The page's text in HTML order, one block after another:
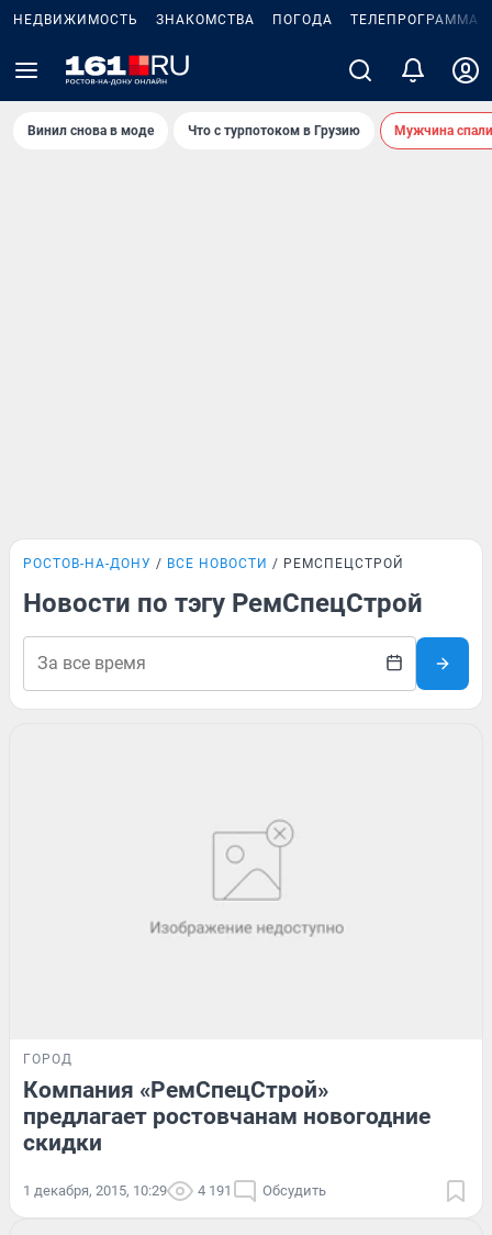
НЕДВИЖИМОСТЬ ЗНАКОМСТВА ПОГОДА ТЕЛЕПРОГРАММА
Винил снова в моде Что с турпотоком в Грузию Мужчина
РОСТОВ-НА-ДОНУ ВСЕ НОВОСТИ РЕМСПЕЦСТРОЙ
Новости по тэгу РемСпецСтрой
ГОРОД
Компания «РемСпецСтрой»
предлагает ростовчанам новогодние
скидки
1 декабря, 2015, 10:29 4 191 Обсудить